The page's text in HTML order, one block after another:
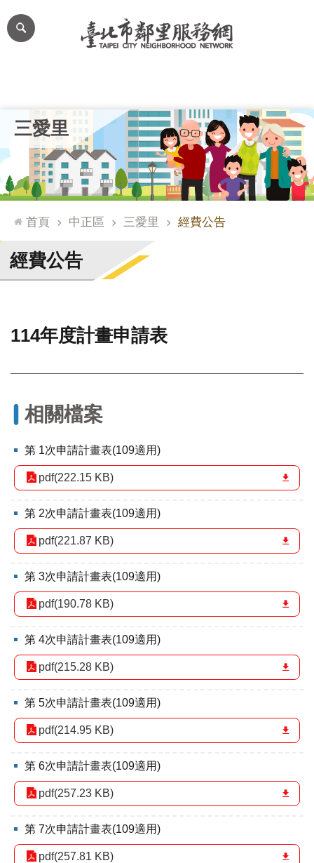
跳到主要內容區塊
網
站
台
通
臺
北
市
門
整
文
化
文
化
市
里
界
說
臺
北
鄰
冊
三愛里
首頁 中正區 三愛里 經費公告
經費公告
114年度計畫申請表
相關檔案
第 1次申請計畫表(109適用)
pdf(222.15 KB)
第 2次申請計畫表(109適用)
pdf(221.87 KB)
第 3次申請計畫表(109適用)
pdf(190.78 KB)
第 4次申請計畫表(109適用)
pdf(215.28 KB)
第 5次申請計畫表(109適用)
pdf(214.95 KB)
第 6次申請計畫表(109適用)
pdf(257.23 KB)
第 7次申請計畫表(109適用)
pdf(257.81 KB)